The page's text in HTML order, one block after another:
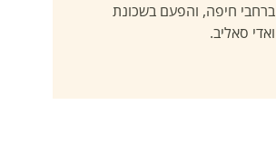
ברחבי חיפה, והפעם בשכונת
ואדי סאליב.